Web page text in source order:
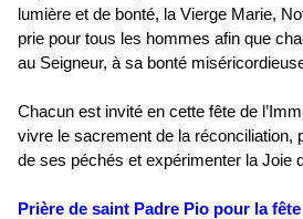
lumière et de bonté, la Vierge Marie,
prie pour tous les hommes afin que
au Seigneur, à sa bonté
Chacun est invité en cette fête de
vivre le sacrement de la réconciliation,
de ses péchés et expérimenter la Joie
Prière de saint Padre Pio pour la fête